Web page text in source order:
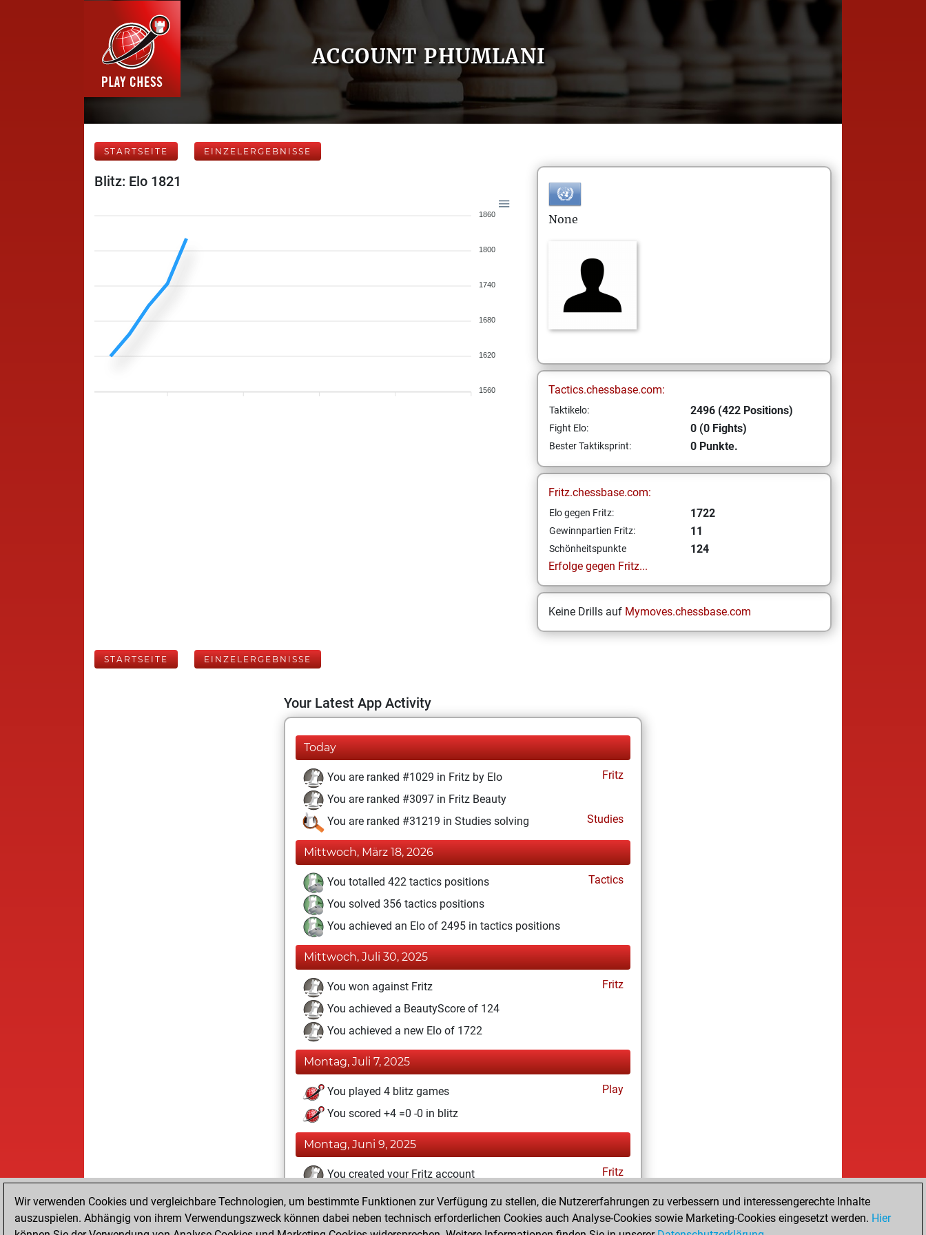
ACCOUNT PHUMLANI
STARTSEITE EINZELERGEBNISSE
Blitz: Elo 1821
1860
1800
1740
1680
1620
1560
None
Tactics.chessbase.com:
Taktikelo: 2496 (422 Positions)
Fight Elo: 0 (0 Fights)
Bester Taktiksprint: 0 Punkte.
Fritz.chessbase.com:
Elo gegen Fritz: 1722
Gewinnpartien Fritz: 11
Schönheitspunkte
124
Erfolge gegen Fritz...
Keine Drills auf Mymoves.chessbase.com
STARTSEITE EINZELERGEBNISSE
Your Latest App Activity
Today
You are ranked #1029 in Fritz by Elo
Fritz
You are ranked #3097 in Fritz Beauty
You are ranked #31219 in Studies solving
Studies
Mittwoch, März 18, 2026
You totalled 422 tactics positions
Tactics
You solved 356 tactics positions
You achieved an Elo of 2495 in tactics positions
Mittwoch, Juli 30, 2025
You won against Fritz
Fritz
You achieved a BeautyScore of 124
You achieved a new Elo of 1722
Montag, Juli 7, 2025
You played 4 blitz games
Play
You scored +4 =0 -0 in blitz
Montag, Juni 9, 2025
You created your Fritz account Fritz
Montag, September 2, 2024
Wir verwenden Cookies und vergleichbare Technologien, um bestimmte Funktionen zur Verfügung zu stellen, die Nutzererfahrungen zu verbessern und interessengerechte Inhalte
auszuspielen. Abhängig von ihrem Verwendungszweck können dabei neben technisch erforderlichen Cookies auch Analyse-Cookies sowie Marketing-Cookies eingesetzt werden. Hier